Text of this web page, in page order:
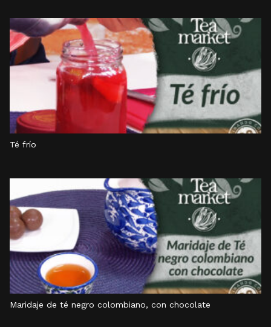
Té frío
Maridaje de té negro colombiano, con chocolate